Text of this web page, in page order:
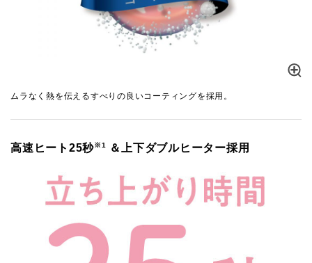
ムラなく熱を伝えるすべりの良いコーティングを採用。
高速ヒート25秒※1 ＆上下ダブルヒーター採用